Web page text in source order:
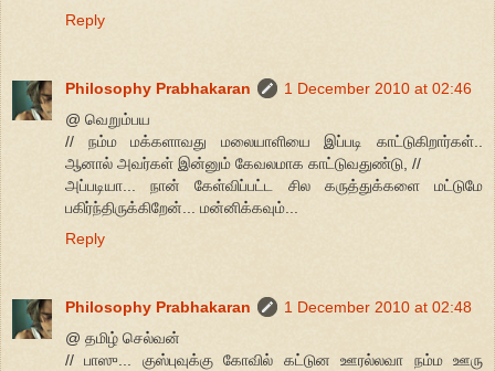
Reply
Philosophy Prabhakaran
1 December 2010 at 02:46
@ வெறும்பய
// நம்ம மக்களாவது மலையாளியை இப்படி காட்டுகிறார்கள்..
ஆனால் அவர்கள் இன்னும் கேவலமாக காட்டுவதுண்டு, //
அப்படியா... நான் கேள்விப்பட்ட சில கருத்துக்களை மட்டுமே
பகிர்ந்திருக்கிறேன்... மன்னிக்கவும்...
Reply
Philosophy Prabhakaran
1 December 2010 at 02:48
@ தமிழ் செல்வன்
// பாஸு... குஸ்புவுக்கு கோவில் கட்டுன ஊரல்லவா நம்ம ஊரு